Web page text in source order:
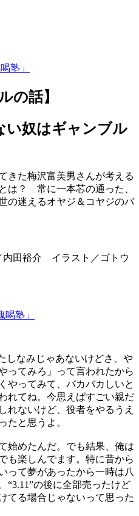
塾」
の話】
い奴はギャンブル
きた梅沢富美男さんが考える
は？ 常に一本芯の通った、
の迷えるオヤジ＆コヤジのバ
田裕介 イラスト／ゴトウ
塾」
しなみじゃあないけどさ、や
ってみろ」って言われたから
やってみて、バカバカしいと
れてね。今思えばすごい親だ
れないけど、役者をやるうえ
たと思うよ。
始めたんだ。でも結果、俺は
も楽しんでます。特に昔から
って夢があったから一時は八
“3.11”の後に全部売ったけど
る場合じゃないって思った